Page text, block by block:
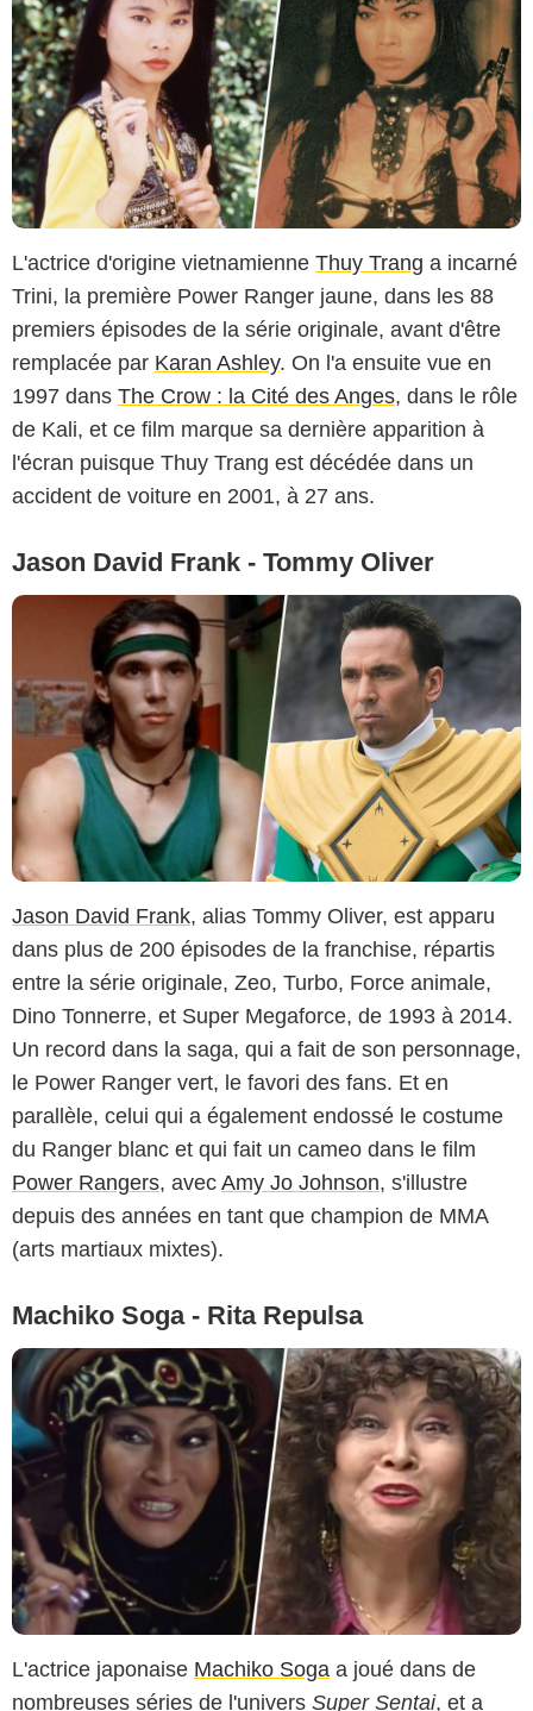
L'actrice d'origine vietnamienne Thuy Trang a incarné
Trini, la première Power Ranger jaune, dans les 88
premiers épisodes de la série originale, avant d'être
remplacée par Karan Ashley. On l'a ensuite vue en
1997 dans The Crow : la Cité des Anges, dans le rôle
de Kali, et ce film marque sa dernière apparition à
l'écran puisque Thuy Trang est décédée dans un
accident de voiture en 2001, à 27 ans.
Jason David Frank - Tommy Oliver
Jason David Frank, alias Tommy Oliver, est apparu
dans plus de 200 épisodes de la franchise, répartis
entre la série originale, Zeo, Turbo, Force animale,
Dino Tonnerre, et Super Megaforce, de 1993 à 2014.
Un record dans la saga, qui a fait de son personnage,
le Power Ranger vert, le favori des fans. Et en
parallèle, celui qui a également endossé le costume
du Ranger blanc et qui fait un cameo dans le film
Power Rangers, avec Amy Jo Johnson, s'illustre
depuis des années en tant que champion de MMA
(arts martiaux mixtes).
Machiko Soga - Rita Repulsa
L'actrice japonaise Machiko Soga a joué dans de
nombreuses séries de l'univers Super Sentai, et a